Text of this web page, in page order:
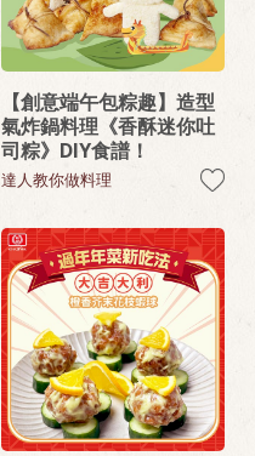
【創意端午包粽趣】造型
氣炸鍋料理《香酥迷你吐
司粽》DIY食譜！
達人教你做料理